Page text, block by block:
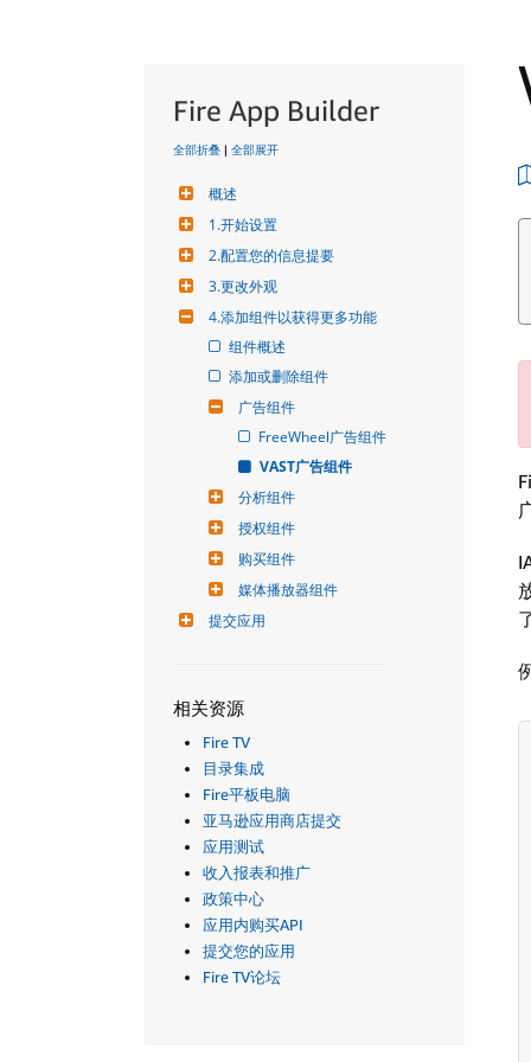
Fire App Builder
全部折叠 | 全部展开
概述
1.开始设置
2.配置您的信息提要
3.更改外观
4.添加组件以获得更多功能
组件概述
添加或删除组件
广告组件
FreeWheel广告组件
VAST广告组件
分析组件
授权组件
购买组件
媒体播放器组件
提交应用
相关资源
Fire TV
目录集成
Fire平板电脑
亚马逊应用商店提交
应用测试
收入报表和推广
政策中心
应用内购买API
提交您的应用
Fire TV论坛